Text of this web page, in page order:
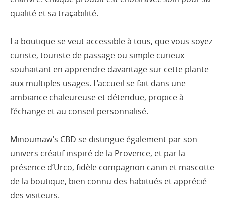
qualité et sa traçabilité.
La boutique se veut accessible à tous, que vous soyez
curiste, touriste de passage ou simple curieux
souhaitant en apprendre davantage sur cette plante
aux multiples usages. L’accueil se fait dans une
ambiance chaleureuse et détendue, propice à
l’échange et au conseil personnalisé.
Minoumaw’s CBD se distingue également par son
univers créatif inspiré de la Provence, et par la
présence d’Urco, fidèle compagnon canin et mascotte
de la boutique, bien connu des habitués et apprécié
des visiteurs.